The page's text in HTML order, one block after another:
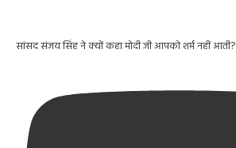
सांसद संजय सिंह ने क्यों कहा मोदी जी आपको शर्म नहीं आती?